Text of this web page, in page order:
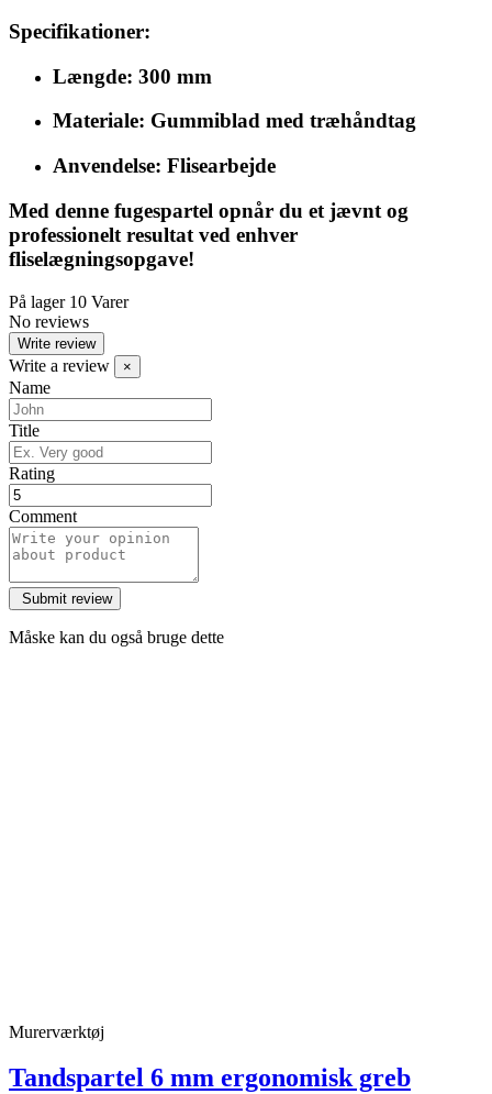
Specifikationer:
Længde: 300 mm
Materiale: Gummiblad med træhåndtag
Anvendelse: Flisearbejde
Med denne fugespartel opnår du et jævnt og
professionelt resultat ved enhver
fliselægningsopgave!
På lager 10 Varer
No reviews
Write review
Write a review ×
Name
Title
Rating
Comment
Måske kan du også bruge dette
Murerværktøj
Tandspartel 6 mm ergonomisk greb